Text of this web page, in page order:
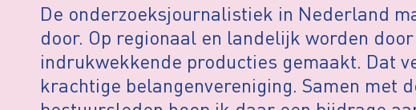
De onderzoeksjournalistiek in Nederland
door. Op regionaal en landelijk worden door
indrukwekkende producties gemaakt. Dat
krachtige belangenvereniging. Samen met